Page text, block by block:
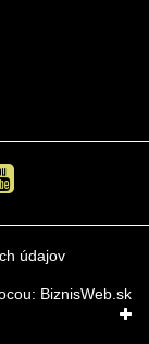
údajov
BiznisWeb.sk